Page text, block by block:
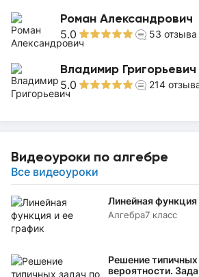
Роман Александрович
5.0 53 отзыва
Владимир Григорьевич
5.0 214
Видеоуроки по алгебре
Все видеоуроки
Линейная функция
Алгебра7 класс
Решение
вероятности.